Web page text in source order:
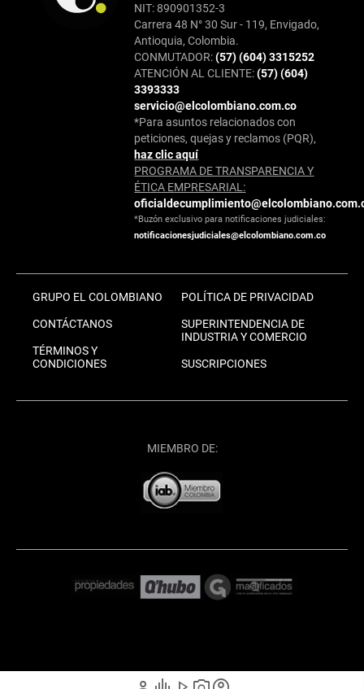
NIT: 890901352-3
Carrera 48 N° 30 Sur - 119, Envigado,
Antioquia, Colombia.
CONMUTADOR:(57) (604) 3315252
ATENCIÓN AL CLIENTE:(57) (604)
3393333
servicio@elcolombiano.com.co
*Para asuntos relacionados con
peticiones, quejas y reclamos (PQR),
haz clic aquí
PROGRAMA DE TRANSPARENCIA Y
ÉTICA EMPRESARIAL:
*Buzón exclusivo para notificaciones judiciales:
notificacionesjudiciales@elcolombiano.com.co
GRUPO EL COLOMBIANO
CONTÁCTANOS
TÉRMINOS Y
CONDICIONES
POLÍTICA DE PRIVACIDAD
SUPERINTENDENCIA DE
INDUSTRIA Y COMERCIO
SUSCRIPCIONES
MIEMBRO DE: